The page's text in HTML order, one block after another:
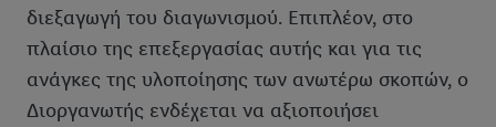
διεξαγωγή του διαγωνισμού. Επιπλέον, στο
πλαίσιο της επεξεργασίας αυτής και για τις
ανάγκες της υλοποίησης των ανωτέρω σκοπών, ο
Διοργανωτής ενδέχεται να αξιοποιήσει